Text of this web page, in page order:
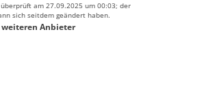
am 27.09.2025 um 00:03; der
sich seitdem geändert haben.
weiteren Anbieter